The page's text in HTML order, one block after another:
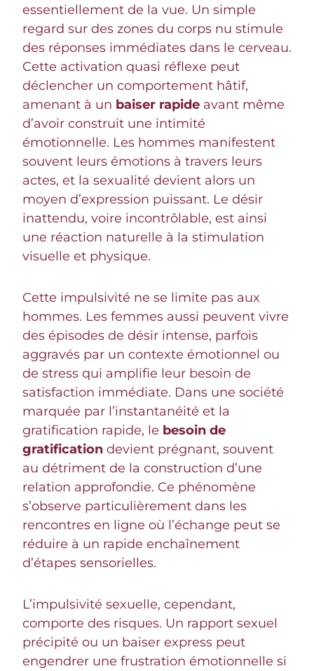
essentiellement de la vue. Un simple
regard sur des zones du corps nu stimule
des réponses immédiates dans le cerveau.
Cette activation quasi réflexe peut
déclencher un comportement hâtif,
amenant à un baiser rapide avant même
d’avoir construit une intimité
émotionnelle. Les hommes manifestent
souvent leurs émotions à travers leurs
actes, et la sexualité devient alors un
moyen d’expression puissant. Le désir
inattendu, voire incontrôlable, est ainsi
une réaction naturelle à la stimulation
visuelle et physique.
Cette impulsivité ne se limite pas aux
hommes. Les femmes aussi peuvent vivre
des épisodes de désir intense, parfois
aggravés par un contexte émotionnel ou
de stress qui amplifie leur besoin de
satisfaction immédiate. Dans une société
marquée par l’instantanéité et la
gratification rapide, le besoin de
gratification devient prégnant, souvent
au détriment de la construction d’une
relation approfondie. Ce phénomène
s’observe particulièrement dans les
rencontres en ligne où l’échange peut se
réduire à un rapide enchaînement
d’étapes sensorielles.
L’impulsivité sexuelle, cependant,
comporte des risques. Un rapport sexuel
précipité ou un baiser express peut
engendrer une frustration émotionnelle si